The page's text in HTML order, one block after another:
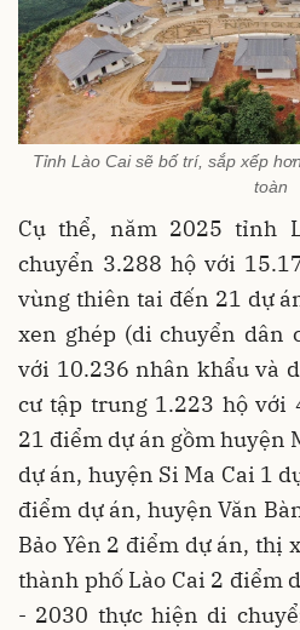
Tỉnh Lào Cai sẽ bố trí, sắp xếp
toàn
Cụ thể, năm 2025 tỉnh
chuyển 3.288 hộ với
vùng thiên tai đến 21 dự
xen ghép (di chuyển dân
với 10.236 nhân khẩu và
cư tập trung 1.223 hộ với
21 điểm dự án gồm huyện
dự án, huyện Si Ma Cai 1
điểm dự án, huyện Văn
Bảo Yên 2 điểm dự án, thị
thành phố Lào Cai 2 điểm
- 2030 thực hiện di